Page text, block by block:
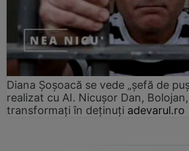
Diana Șoșoacă se vede „șefă de
realizat cu AI. Nicușor Dan,
transformați în deținuți adevarul.ro